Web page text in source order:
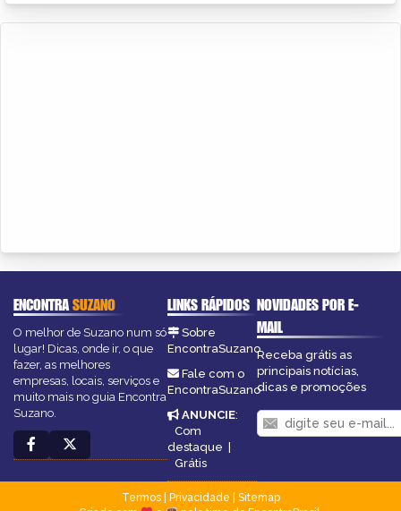
ENCONTRASUZANO
O melhor de Suzano num só
lugar! Dicas, onde ir, o que
fazer, as melhores
empresas, locais, serviços e
muito mais no guia Encontra
Suzano.
LINKS RÁPIDOS
Sobre
EncontraSuzano
Fale com o
EncontraSuzano
ANUNCIE:
Com
destaque |
Grátis
NOVIDADES POR E-
MAIL
Receba grátis as
principais notícias,
dicas e promoções
Termos| Privacidade
Sitemap